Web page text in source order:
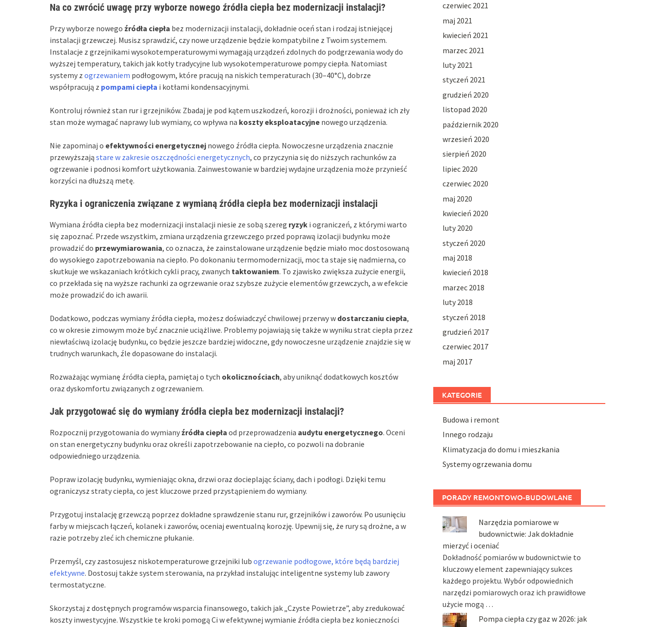
Na co zwrócić uwagę przy wyborze nowego źródła ciepła bez modernizacji instalacji?
Przy wyborze nowego źródła ciepła bez modernizacji instalacji, dokładnie oceń stan i rodzaj istniejącej
instalacji grzewczej. Musisz sprawdzić, czy nowe urządzenie będzie kompatybilne z Twoim systemem.
Instalacje z grzejnikami wysokotemperaturowymi wymagają urządzeń zdolnych do podgrzewania wody do
wyższej temperatury, takich jak kotły tradycyjne lub wysokotemperaturowe pompy ciepła. Natomiast
systemy z ogrzewaniem podłogowym, które pracują na niskich temperaturach (30–40°C), dobrze
współpracują z pompami ciepła i kotłami kondensacyjnymi.
Kontroluj również stan rur i grzejników. Zbadaj je pod kątem uszkodzeń, korozji i drożności, ponieważ ich zły
stan może wymagać naprawy lub wymiany, co wpływa na koszty eksploatacyjne nowego urządzenia.
Nie zapominaj o efektywności energetycznej nowego źródła ciepła. Nowoczesne urządzenia znacznie
przewyższają stare w zakresie oszczędności energetycznych, co przyczynia się do niższych rachunków za
ogrzewanie i podnosi komfort użytkowania. Zainwestowanie w bardziej wydajne urządzenia może przynieść
korzyści na dłuższą metę.
Ryzyka i ograniczenia związane z wymianą źródła ciepła bez modernizacji instalacji
Wymiana źródła ciepła bez modernizacji instalacji niesie ze sobą szereg ryzyk i ograniczeń, z którymi warto
się zapoznać. Przede wszystkim, zmiana urządzenia grzewczego przed poprawą izolacji budynku może
prowadzić do przewymiarowania, co oznacza, że zainstalowane urządzenie będzie miało moc dostosowaną
do wysokiego zapotrzebowania na ciepło. Po dokonaniu termomodernizacji, moc ta staje się nadmierna, co
skutkuje we wskazaniach krótkich cykli pracy, zwanych taktowaniem. To zjawisko zwiększa zużycie energii,
co przekłada się na wyższe rachunki za ogrzewanie oraz szybsze zużycie elementów grzewczych, a w efekcie
może prowadzić do ich awarii.
Dodatkowo, podczas wymiany źródła ciepła, możesz doświadczyć chwilowej przerwy w dostarczaniu ciepła,
co w okresie zimowym może być znacznie uciążliwe. Problemy pojawiają się także w wyniku strat ciepła przez
niewłaściwą izolację budynku, co będzie jeszcze bardziej widoczne, gdy nowoczesne urządzenie znajdzie się w
trudnych warunkach, źle dopasowane do instalacji.
Rozważając wymianę źródła ciepła, pamiętaj o tych okolicznościach, aby uniknąć dodatkowych kosztów
oraz dyskomfortu związanych z ogrzewaniem.
Jak przygotować się do wymiany źródła ciepła bez modernizacji instalacji?
Rozpocznij przygotowania do wymiany źródła ciepła od przeprowadzenia audytu energetycznego. Oceni
on stan energetyczny budynku oraz określi zapotrzebowanie na ciepło, co pozwoli na dobranie
odpowiedniego urządzenia.
Popraw izolację budynku, wymieniając okna, drzwi oraz docieplając ściany, dach i podłogi. Dzięki temu
ograniczysz straty ciepła, co jest kluczowe przed przystąpieniem do wymiany.
Przygotuj instalację grzewczą poprzez dokładne sprawdzenie stanu rur, grzejników i zaworów. Po usunięciu
farby w miejscach łączeń, kolanek i zaworów, oceniaj ewentualną korozję. Upewnij się, że rury są drożne, a w
razie potrzeby zleć ich chemiczne płukanie.
Przemyśl, czy zastosujesz niskotemperaturowe grzejniki lub ogrzewanie podłogowe, które będą bardziej
efektywne. Dostosuj także system sterowania, na przykład instalując inteligentne systemy lub zawory
termostatyczne.
Skorzystaj z dostępnych programów wsparcia finansowego, takich jak „Czyste Powietrze”, aby zredukować
koszty inwestycyjne. Wszystkie te kroki pomogą Ci w efektywnej wymianie źródła ciepła bez konieczności
czerwiec 2021
maj 2021
kwiecień 2021
marzec 2021
luty 2021
styczeń 2021
grudzień 2020
listopad 2020
październik 2020
wrzesień 2020
sierpień 2020
lipiec 2020
czerwiec 2020
maj 2020
kwiecień 2020
luty 2020
styczeń 2020
maj 2018
kwiecień 2018
marzec 2018
luty 2018
styczeń 2018
grudzień 2017
czerwiec 2017
maj 2017
KATEGORIE
Budowa i remont
Innego rodzaju
Klimatyzacja do domu i mieszkania
Systemy ogrzewania domu
PORADY REMONTOWO-BUDOWLANE
Narzędzia pomiarowe w
budownictwie: Jak dokładnie
mierzyć i oceniać
Dokładność pomiarów w budownictwie to
kluczowy element zapewniający sukces
każdego projektu. Wybór odpowiednich
narzędzi pomiarowych oraz ich prawidłowe
użycie mogą …
Pompa ciepła czy gaz w 2026: jak